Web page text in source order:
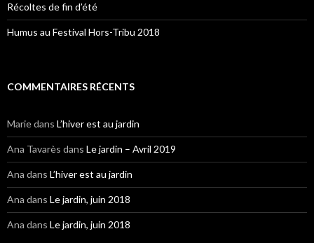
Récoltes de fin d’été
Humus au Festival Hors-Tribu 2018
COMMENTAIRES RÉCENTS
Mariedans L’hiver est au jardin
Ana Tavarès dans Le jardin – Avril 2019
Ana dans L’hiver est au jardin
Ana dans Le jardin, juin 2018
Ana dans Le jardin, juin 2018